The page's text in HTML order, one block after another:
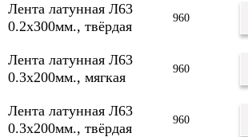
Лента латунная Л63
0.2х300мм., твёрдая
960
Лента латунная Л63
0.3х200мм., мягкая
960
Лента латунная Л63
0.3х200мм., твёрдая
960